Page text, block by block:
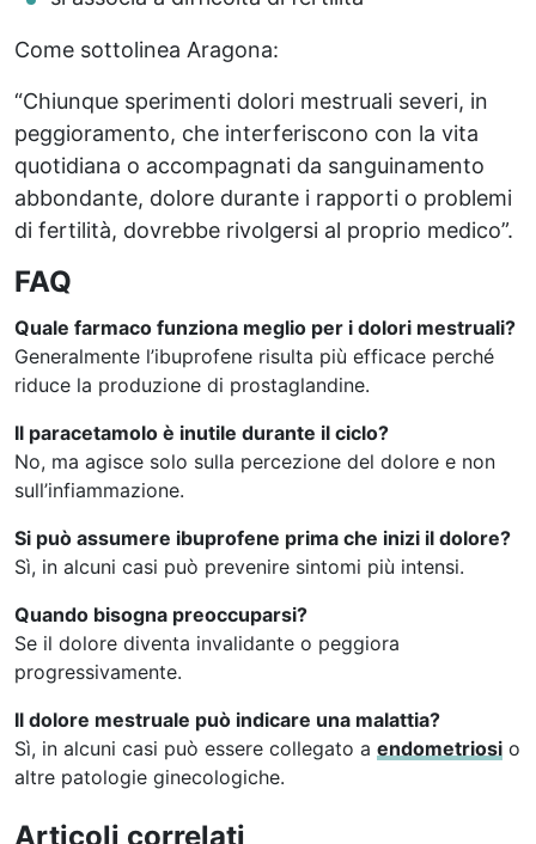
Come sottolinea Aragona:
“Chiunque sperimenti dolori mestruali severi, in
peggioramento, che interferiscono con la vita
quotidiana o accompagnati da sanguinamento
abbondante, dolore durante i rapporti o problemi
di fertilità, dovrebbe rivolgersi al proprio medico”.
FAQ
Quale farmaco funziona meglio per i dolori mestruali?
Generalmente l’ibuprofene risulta più efficace perché
riduce la produzione di prostaglandine.
Il paracetamolo è inutile durante il ciclo?
No, ma agisce solo sulla percezione del dolore e non
sull’infiammazione.
Si può assumere ibuprofene prima che inizi il dolore?
Sì, in alcuni casi può prevenire sintomi più intensi.
Quando bisogna preoccuparsi?
Se il dolore diventa invalidante o peggiora
progressivamente.
Il dolore mestruale può indicare una malattia?
Sì, in alcuni casi può essere collegato a endometriosi o
altre patologie ginecologiche.
Articoli correlati